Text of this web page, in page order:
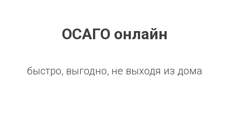
ОСАГО онлайн
быстро, выгодно, не выходя из дома